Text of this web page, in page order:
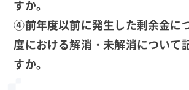
すか。
④前年度以前に発生した剰余金に
度における解消・未解消について
すか。